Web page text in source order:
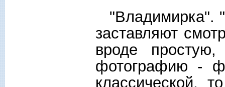
"Владимирка".
заставляют
вроде
фотографию -
классической,